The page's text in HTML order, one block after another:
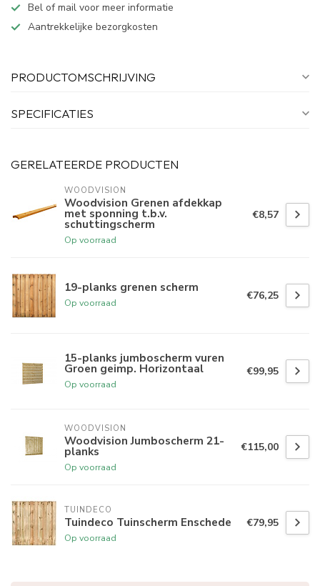
Bel of mail voor meer informatie
Aantrekkelijke bezorgkosten
PRODUCTOMSCHRIJVING
SPECIFICATIES
GERELATEERDE PRODUCTEN
WOODVISION
Woodvision Grenen afdekkap
met sponning t.b.v.
schuttingscherm
Op voorraad
€8,57
19-planks grenen scherm
Op voorraad
€76,25
15-planks jumboscherm vuren
Groen geimp. Horizontaal
Op voorraad
€99,95
WOODVISION
Woodvision Jumboscherm 21-
planks
Op voorraad
€115,00
TUINDECO
Tuindeco Tuinscherm Enschede
Op voorraad
€79,95